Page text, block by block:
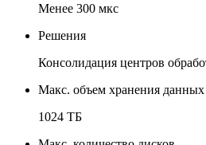
Менее 300 мкс
Решения
Консолидация центров
Макс. объем хранения данных
1024 ТБ